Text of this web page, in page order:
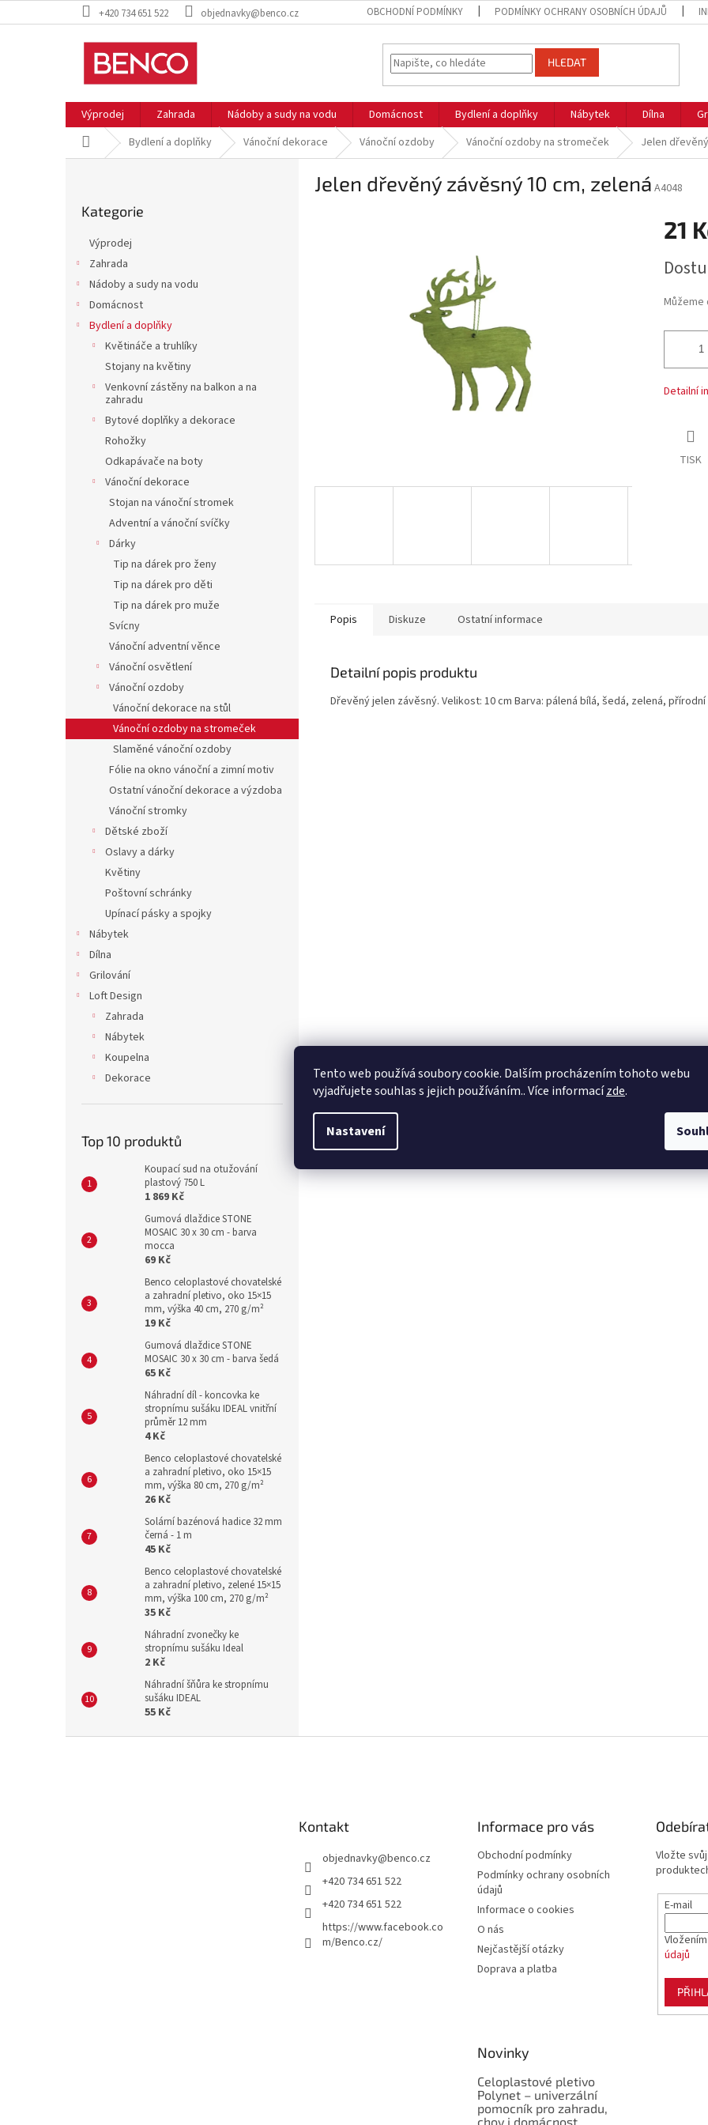
Tento web používá soubory cookie. Dalším procházením tohoto webu
vyjadřujete souhlas s jejich používáním.. Více informacízde.
Nastavení
na
+420 734 651 522 objednavky@benco.cz OBCHODNÍ PODMÍNKY PODMÍNKY OCHRANY OSOBNÍCH ÚDAJŮ
HLEDAT
Výprodej Zahrada Nádoby a sudy na vodu Domácnost Bydlení a doplňky Nábytek Dílna
Domů Bydlení a doplňky Vánoční dekorace Vánoční ozdoby Vánoční ozdoby na stromeček Jelen
kategorie
Kategorie
Výprodej
Zahrada
Nádoby a sudy na vodu
Domácnost
Bydlení a doplňky
Květináče a truhlíky
Stojany na květiny
Venkovní zástěny na balkon a na
zahradu
Bytové doplňky a dekorace
Rohožky
Odkapávače na boty
Vánoční dekorace
Stojan na vánoční stromek
Adventní a vánoční svíčky
Dárky
Tip na dárek pro ženy
Tip na dárek pro děti
Tip na dárek pro muže
Svícny
Vánoční adventní věnce
Vánoční osvětlení
Vánoční ozdoby
Vánoční dekorace na stůl
Vánoční ozdoby na stromeček
Slaměné vánoční ozdoby
Fólie na okno vánoční a zimní motiv
Ostatní vánoční dekorace a výzdoba
Vánoční stromky
Dětské zboží
Oslavy a dárky
Květiny
Poštovní schránky
Upínací pásky a spojky
Nábytek
Dílna
Grilování
Loft Design
Zahrada
Nábytek
Koupelna
Dekorace
Top 10 produktů
Koupací sud na otužování
plastový 750 L
1 869 Kč
Gumová dlaždice STONE
MOSAIC 30 x 30 cm - barva
mocca
69 Kč
Benco celoplastové chovatelské
a zahradní pletivo, oko 15×15
mm, výška 40 cm, 270 g/m²
19 Kč
Gumová dlaždice STONE
MOSAIC 30 x 30 cm - barva šedá
65 Kč
Náhradní díl - koncovka ke
stropnímu sušáku IDEAL vnitřní
průměr 12 mm
4 Kč
Benco celoplastové chovatelské
a zahradní pletivo, oko 15×15
mm, výška 80 cm, 270 g/m²
26 Kč
Solární bazénová hadice 32 mm
černá - 1 m
45 Kč
Benco celoplastové chovatelské
a zahradní pletivo, zelené 15×15
mm, výška 100 cm, 270 g/m²
35 Kč
Náhradní zvonečky ke
stropnímu sušáku Ideal
2 Kč
Náhradní šňůra ke stropnímu
sušáku IDEAL
55 Kč
Jelen dřevěný závěsný 10 cm, zelená A4048
21
cena:
Můžeme
Detailní
TISK
Popis Diskuze Ostatní informace
Detailní popis produktu
Dřevěný jelen závěsný. Velikost: 10 cm Barva: pálená bílá, šedá, zelená, přírodní
Kontakt
objednavky@benco.cz
+420 734 651 522
+420 734 651 522
https://www.facebook.co
m/Benco.cz/
Informace pro vás
Obchodní podmínky
Podmínky ochrany osobních
údajů
Informace o cookies
O nás
Nejčastější otázky
Doprava a platba
Vložte
E-mail
údajů
Novinky
Celoplastové pletivo
Polynet – univerzální
pomocník pro zahradu,
chov i domácnost